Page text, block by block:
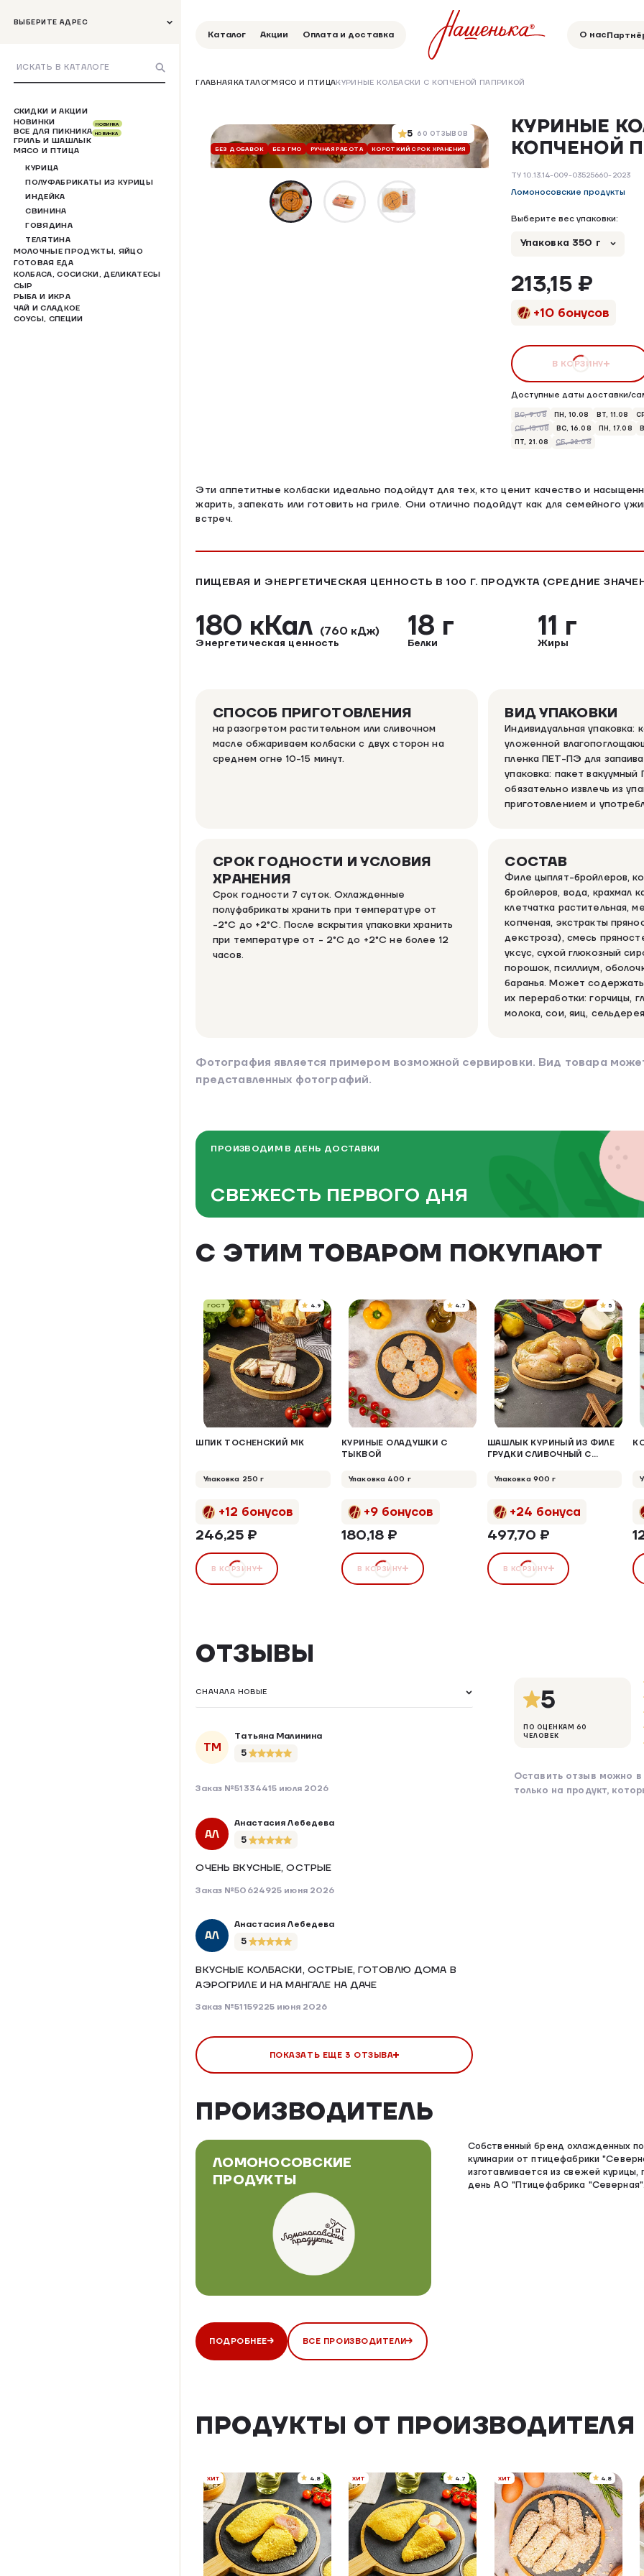
ВЫБЕРИТЕ АДРЕС
СКИДКИ И АКЦИИ
НОВИНКИ
ВСЕ ДЛЯ ПИКНИКА
НОВИНКА
ГРИЛЬ И ШАШЛЫК
НОВИНКА
МЯСО И ПТИЦА
КУРИЦА
ПОЛУФАБРИКАТЫ ИЗ КУРИЦЫ
ИНДЕЙКА
СВИНИНА
ГОВЯДИНА
ТЕЛЯТИНА
МОЛОЧНЫЕ ПРОДУКТЫ, ЯЙЦО
ГОТОВАЯ ЕДА
КОЛБАСА, СОСИСКИ, ДЕЛИКАТЕСЫ
СЫР
РЫБА И ИКРА
ЧАЙ И СЛАДКОЕ
СОУСЫ, СПЕЦИИ
Каталог Акции Оплата и доставка О нас
ГЛАВНАЯКАТАЛОГМЯСО И ПТИЦАКУРИНЫЕ КОЛБАСКИ С КОПЧЕНОЙ ПАПРИКОЙ
5 60 ОТЗЫВОВ
БЕЗ ДОБАВОК БЕЗ ГМО РУЧНАЯ РАБОТА КОРОТКИЙ СРОК ХРАНЕНИЯ БЕЗ ДОБАВОК БЕЗ ГМО РУЧНАЯ
КУРИНЫЕ
КОПЧЕНОЙ
ТУ 10.13.14-009-03525660-2023
Ломоносовские продукты
Доступные даты доставки/
ВС, 9.08 ПН, 10.08 ВТ, 11.08
СБ, 15.08
ВС, 16.08 ПН, 17.08
ПТ, 21.08
СБ, 22.08
Выберите вес упаковки:
Упаковка 350 г
213,15 ₽
+10 бонусов
В КОРЗИНУ
Эти аппетитные колбаски идеально подойдут для тех, кто ценит качество и
жарить, запекать или готовить на гриле. Они отлично подойдут как для семейного
встреч.
ПИЩЕВАЯ И ЭНЕРГЕТИЧЕСКАЯ ЦЕННОСТЬ В 100 Г. ПРОДУКТА (СРЕДНИЕ
180 кКал (760 кДж)
Энергетическая ценность
18 г
Белки
11 г
Жиры
СПОСОБ ПРИГОТОВЛЕНИЯ
на разогретом растительном или сливочном
масле обжариваем колбаски с двух сторон на
среднем огне 10-15 минут.
ВИД УПАКОВКИ
Индивидуальная упаковка:
уложенной
пленка ПЕТ-ПЭ для
упаковка: пакет
обязательно извлечь из
приготовлением и
СРОК ГОДНОСТИ И УСЛОВИЯ
ХРАНЕНИЯ
Срок годности 7 суток. Охлажденные
полуфабрикаты хранить при температуре от
-2°C до +2°C. После вскрытия упаковки хранить
при температуре от - 2°C до +2°C не более 12
часов.
СОСТАВ
Филе цыплят-бройлеров,
бройлеров, вода, крахмал
клетчатка растительная,
копченая, экстракты
декстроза), смесь
уксус, сухой глюкозный
порошок, псиллиум,
баранья. Может
их переработки: горчицы,
молока, сои, яиц,
Фотография является примером возможной сервировки. Вид товара
представленных фотографий.
ПРОИЗВОДИМ В ДЕНЬ ДОСТАВКИ
СВЕЖЕСТЬ ПЕРВОГО ДНЯ
С ЭТИМ ТОВАРОМ ПОКУПАЮТ
ГОСТ 4.9
ШПИК ТОСНЕНСКИЙ МК
Упаковка 250 г
+12 бонусов
246,25 ₽
В КОРЗИНУ
4.7
КУРИНЫЕ ОЛАДУШКИ С
ТЫКВОЙ
Упаковка 400 г
+9 бонусов
180,18 ₽
В КОРЗИНУ
5
ШАШЛЫК КУРИНЫЙ ИЗ ФИЛЕ
ГРУДКИ СЛИВОЧНЫЙ С
Упаковка 900 г
+24 бонуса
497,70 ₽
В КОРЗИНУ
ОТЗЫВЫ
СНАЧАЛА НОВЫЕ
ТМ
Татьяна Малинина
5
Заказ №51334415 июля 2026
АЛ
Анастасия Лебедева
5
ОЧЕНЬ ВКУСНЫЕ, ОСТРЫЕ
Заказ №50624925 июня 2026
АЛ
Анастасия Лебедева
5
ВКУСНЫЕ КОЛБАСКИ, ОСТРЫЕ, ГОТОВЛЮ ДОМА В
АЭРОГРИЛЕ И НА МАНГАЛЕ НА ДАЧЕ
Заказ №51159225 июня 2026
ПОКАЗАТЬ ЕЩЕ 3 ОТЗЫВА
5
ПО ОЦЕНКАМ 60
ЧЕЛОВЕК
Оставить отзыв можно в
только на продукт,
ПРОИЗВОДИТЕЛЬ
ЛОМОНОСОВСКИЕ
ПРОДУКТЫ
ПОДРОБНЕЕ ВСЕ ПРОИЗВОДИТЕЛИ
Собственный бренд охлажденных
кулинарии от птицефабрики
изготавливается из свежей курицы,
день АО "Птицефабрика "Северная".
ПРОДУКТЫ ОТ ПРОИЗВОДИТЕЛЯ
ХИТ 4.8 ХИТ 4.7 ХИТ 4.8